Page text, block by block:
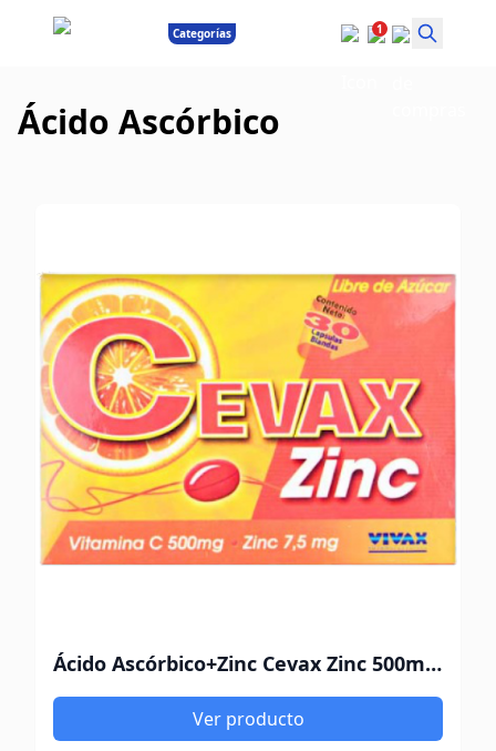
Categorías 1
Ácido Ascórbico
Ácido Ascórbico+Zinc Cevax Zinc 500mg-7.5mg 30 Cápsulas
Ver producto